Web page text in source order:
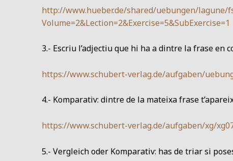
http://www.hueber.de/shared/uebungen/lagune/
Volume=2&Lection=2&Exercise=5&SubExercise=1
3.- Escriu l’adjectiu que hi ha a dintre la frase en
https://www.schubert-verlag.de/aufgaben/
4.- Komparativ: dintre de la mateixa frase
https://www.schubert-verlag.de/aufgaben/xg/
5.- Vergleich oder Komparativ: has de triar si